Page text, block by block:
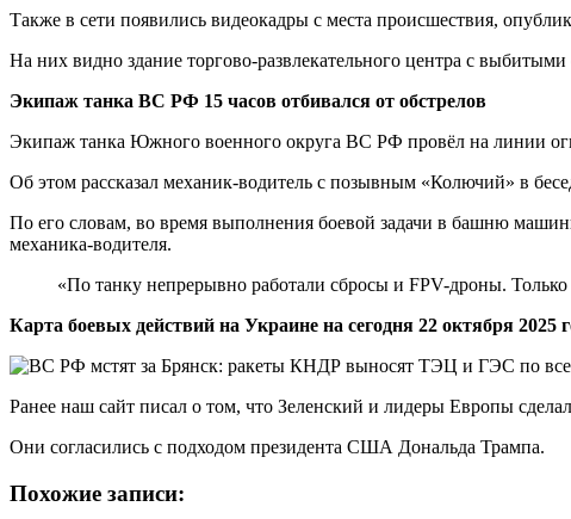
Также в сети появились видеокадры с места происшествия,
На них видно здание торгово-развлекательного центра с
Экипаж танка ВС РФ 15 часов отбивался от обстрелов
Экипаж танка Южного военного округа ВС РФ провёл на линии
Об этом рассказал механик-водитель с позывным «Колючий» в
По его словам, во время выполнения боевой задачи в башню
механика-водителя.
«По танку непрерывно работали сбросы и FPV-дроны.
Карта боевых действий на Украине на сегодня 22 октября 2025
Ранее наш сайт писал о том, что Зеленский и лидеры Европы
Они согласились с подходом президента США Дональда Трампа.
Похожие записи: